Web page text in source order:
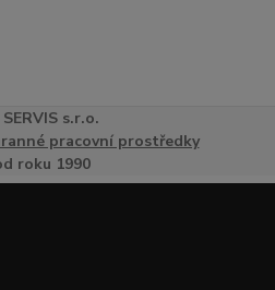
SERVISs.r.o.
pracovní prostředky
roku 1990